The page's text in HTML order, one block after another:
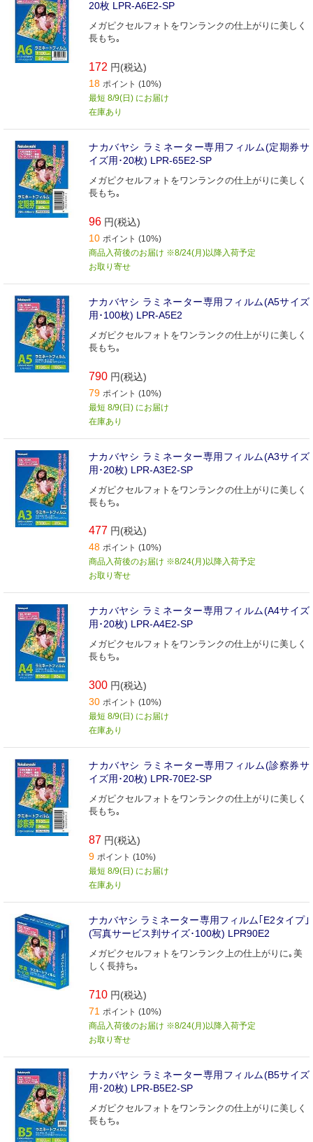
20枚 LPR‐A6E2‐SP
メガピクセルフォトをワンランクの仕上がりに美しく
長もち｡
172 円(税込)
18 ポイント (10%)
最短 8/9(日) にお届け
在庫あり
ナカバヤシ ラミネーター専用フィルム(定期券サ
イズ用･20枚) LPR‐65E2‐SP
メガピクセルフォトをワンランクの仕上がりに美しく
長もち｡
96 円(税込)
10 ポイント (10%)
商品入荷後のお届け ※8/24(月)以降入荷予定
お取り寄せ
ナカバヤシ ラミネーター専用フィルム(A5サイズ
用･100枚) LPR‐A5E2
メガピクセルフォトをワンランクの仕上がりに美しく
長もち｡
790 円(税込)
79 ポイント (10%)
最短 8/9(日) にお届け
在庫あり
ナカバヤシ ラミネーター専用フィルム(A3サイズ
用･20枚) LPR‐A3E2‐SP
メガピクセルフォトをワンランクの仕上がりに美しく
長もち｡
477 円(税込)
48 ポイント (10%)
商品入荷後のお届け ※8/24(月)以降入荷予定
お取り寄せ
ナカバヤシ ラミネーター専用フィルム(A4サイズ
用･20枚) LPR‐A4E2‐SP
メガピクセルフォトをワンランクの仕上がりに美しく
長もち｡
300 円(税込)
30 ポイント (10%)
最短 8/9(日) にお届け
在庫あり
ナカバヤシ ラミネーター専用フィルム(診察券サ
イズ用･20枚) LPR‐70E2‐SP
メガピクセルフォトをワンランクの仕上がりに美しく
長もち｡
87 円(税込)
9 ポイント (10%)
最短 8/9(日) にお届け
在庫あり
ナカバヤシ ラミネーター専用フィルム｢E2タイプ｣
(写真サービス判サイズ･100枚) LPR90E2
メガピクセルフォトをワンランク上の仕上がりに｡美
しく長持ち｡
710 円(税込)
71 ポイント (10%)
商品入荷後のお届け ※8/24(月)以降入荷予定
お取り寄せ
ナカバヤシ ラミネーター専用フィルム(B5サイズ
用･20枚) LPR‐B5E2‐SP
メガピクセルフォトをワンランクの仕上がりに美しく
長もち｡